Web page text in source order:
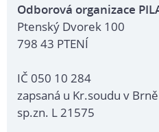
Odborová organizace
Ptenský Dvorek 100
798 43 PTENÍ
IČ 050 10 284
zapsaná u Kr.soudu v Brně
sp.zn. L 21575